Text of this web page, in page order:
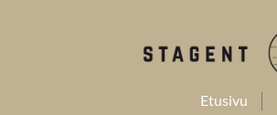
Etusivu